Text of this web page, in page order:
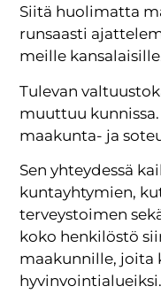
Siitä huolimatta
runsaasti
meille
Tulevan
muuttuu
maakunta- ja
Sen yhteydessä
kuntayhtymien,
terveystoimen
koko henkilöstö
maakunnille, joita
hyvinvointialueiksi.